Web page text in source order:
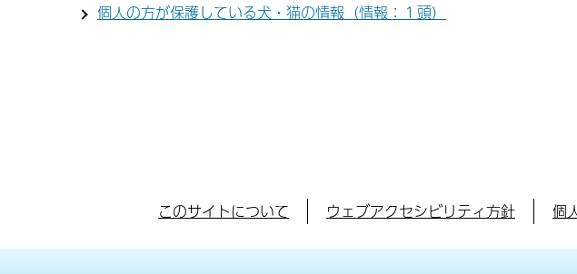
個人の方が保護している犬・猫の情報（情報：１頭）
このサイトについて ウェブアクセシビリティ方針 個